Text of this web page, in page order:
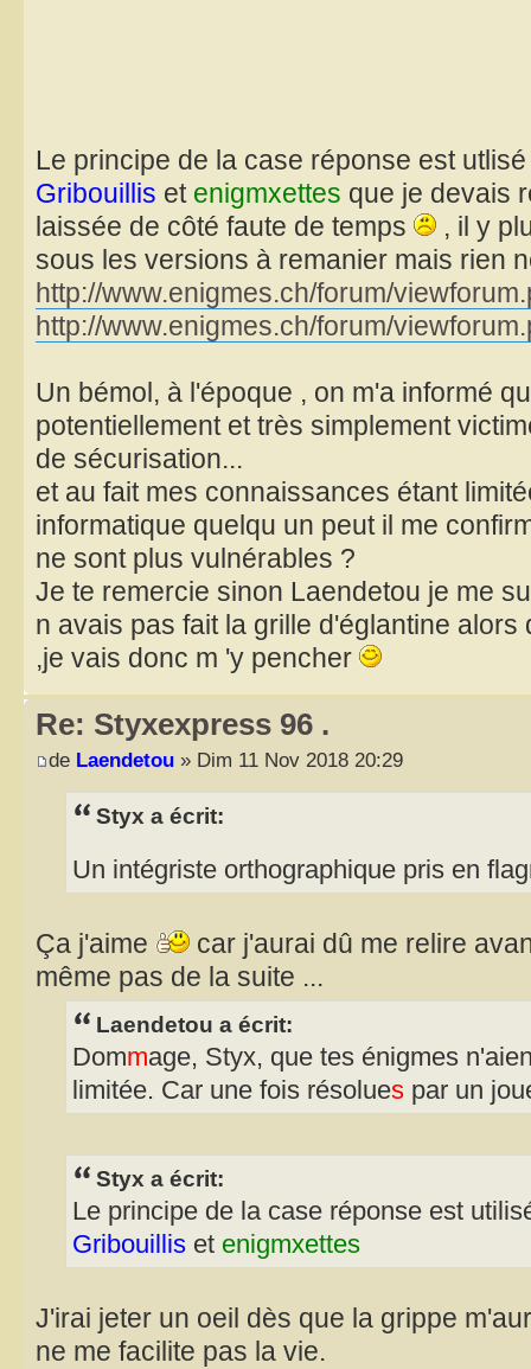
Le principe de la case réponse est
Gribouillis et enigmxettes que je devais
laissée de côté faute de temps
, il y
sous les versions à remanier mais rien
http://www.enigmes.ch/forum/
http://www.enigmes.ch/forum/
Un bémol, à l'époque , on m'a informé
potentiellement et très simplement
de sécurisation...
et au fait mes connaissances étant
informatique quelqu un peut il me
ne sont plus vulnérables ?
Je te remercie sinon Laendetou je me
n avais pas fait la grille d'églantine
,je vais donc m 'y pencher
Re: Styxexpress 96 .
de Laendetou » Dim 11 Nov 2018 20:29
Styx a écrit:
Un intégriste orthographique pris en
Ça j'aime
car j'aurai dû me relire
même pas de la suite ...
Laendetou a écrit:
Dommage, Styx, que tes énigmes
limitée. Car une fois résolues par un
Styx a écrit:
Le principe de la case réponse est
Gribouillis et enigmxettes
J'irai jeter un oeil dès que la grippe
ne me facilite pas la vie.